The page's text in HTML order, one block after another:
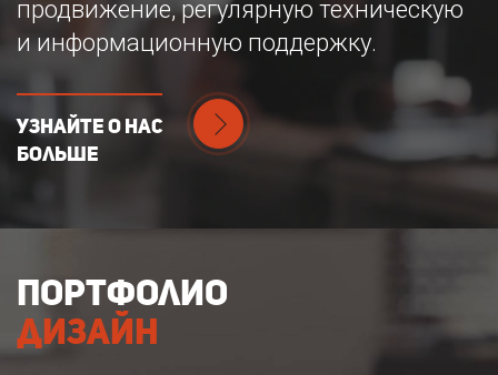
продвижение, регулярную техническую
и информационную поддержку.
узнайте о нас
больше
портфолио
дизайн